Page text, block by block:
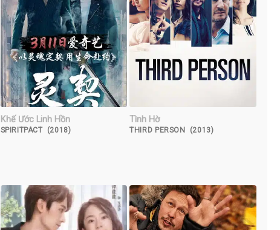
Khế Ước Linh Hồn
SPIRITPACT (2018)
Tình Hờ
THIRD PERSON (2013)